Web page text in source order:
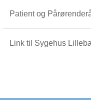
Patient og
Link til Sygehus